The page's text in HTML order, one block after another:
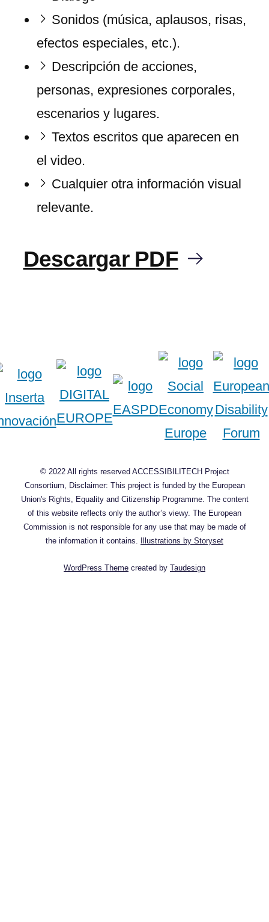
Sonidos (música, aplausos, risas,
efectos especiales, etc.).
Descripción de acciones,
personas, expresiones corporales,
escenarios y lugares.
Textos escritos que aparecen en
el video.
Cualquier otra información visual
relevante.
Descargar PDF
© 2022 All rights reserved ACCESSIBILITECH Project
Consortium, Disclaimer: This project is funded by the European
Union's Rights, Equality and Citizenship Programme. The content
of this website reflects only the author’s viewy. The European
Commission is not responsible for any use that may be made of
the information it contains.
Illustrations by Storyset
WordPress Theme created by Taudesign